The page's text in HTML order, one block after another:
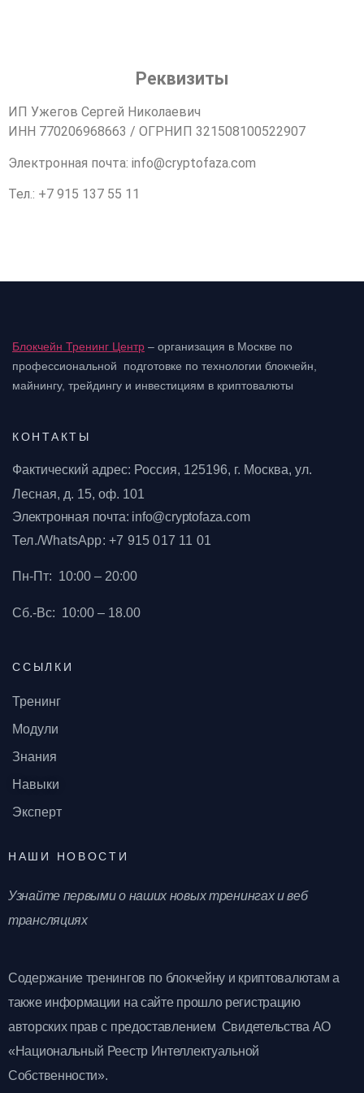
Реквизиты
ИП Ужегов Сергей Николаевич
ИНН 770206968663 / ОГРНИП 321508100522907
Электронная почта: info@cryptofaza.com
Тел.: +7 915 137 55 11
Блокчейн Тренинг Центр – организация в Москве по
профессиональной подготовке по технологии блокчейн,
майнингу, трейдингу и инвестициям в криптовалюты
КОНТАКТЫ
Фактический адрес: Россия, 125196, г. Москва, ул.
Лесная, д. 15, оф. 101
Электронная почта: info@cryptofaza.com
Тел./WhatsApp: +7 915 017 11 01
Пн-Пт: 10:00 – 20:00
Сб.-Вс: 10:00 – 18.00
ССЫЛКИ
Тренинг
Модули
Знания
Навыки
Эксперт
НАШИ НОВОСТИ
Узнайте первыми о наших новых тренингах и веб
трансляциях
Содержание тренингов по блокчейну и криптовалютам а
также информации на сайте прошло регистрацию
авторских прав с предоставлением Свидетельства АО
«Национальный Реестр Интеллектуальной
Собственности».